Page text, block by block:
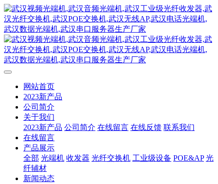
网站首页
2023新产品
公司简介
关于我们
2023新产品 公司简介 在线留言 在线反馈 联系我们
在线留言
产品展示
全部 光端机 收发器 光纤交换机 工业级设备 POE&AP 光
纤辅材
新闻动态